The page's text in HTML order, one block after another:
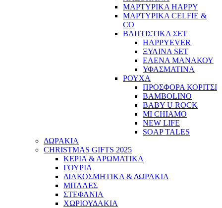
ΜΑΡΤΥΡΙΚΑ HAPPY
ΜΑΡΤΥΡΙΚΑ CELFIE &
CO
ΒΑΠΤΙΣΤΙΚΑ ΣΕΤ
HAPPYEVER
ΞΥΛΙΝΑ SET
ΕΛΕΝΑ ΜΑΝΑΚΟΥ
ΥΦΑΣΜΑΤΙΝΑ
ΡΟΥΧΑ
ΠΡΟΣΦΟΡΑ ΚΟΡΙΤΣΙ
BAMBOLINO
BABY U ROCK
MI CHIAMO
NEW LIFE
SOAP TALES
ΔΩΡΑΚΙΑ
CHRISTMAS GIFTS 2025
ΚΕΡΙΑ & ΑΡΩΜΑΤΙΚΑ
ΓΟΥΡΙΑ
ΔΙΑΚΟΣΜΗΤΙΚΑ & ΔΩΡΑΚΙΑ
ΜΠΑΛΕΣ
ΣΤΕΦΑΝΙΑ
ΧΩΡΙΟΥΔΑΚΙΑ